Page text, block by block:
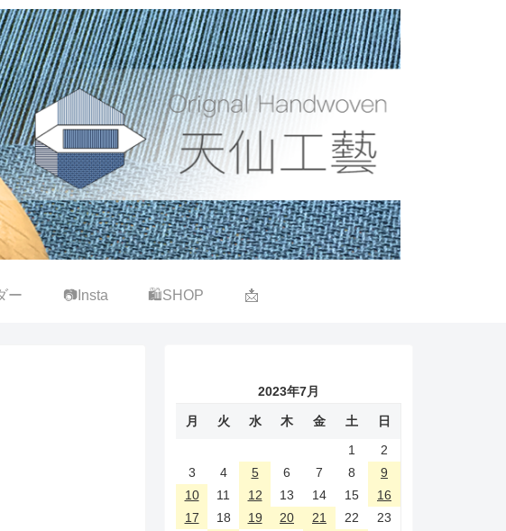
ー 📷Insta 🛍SHOP 📩
2023年7月
月 火 水 木 金 土
日
1
2
3
4 5 6 7 8
9
10
11 12 13 14 15
16
17
18 19 20 21 22
23